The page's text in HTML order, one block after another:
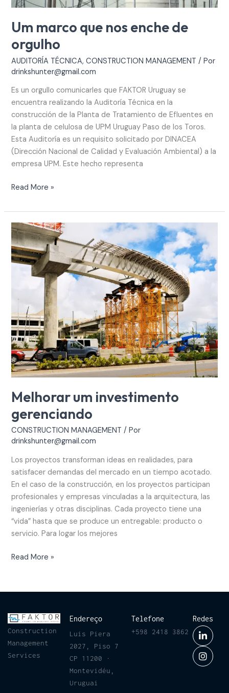
Um marco que nos enche de
orgulho
AUDITORÍA TÉCNICA,CONSTRUCTION MANAGEMENT / Por
drinkshunter@gmail.com
Es un orgullo comunicarles que FAKTOR Uruguay se
encuentra realizando la Auditoría Técnica en la
construcción de la Planta de Tratamiento de Efluentes en
la planta de celulosa de UPM Uruguay Paso de los Toros.
Esta Auditoría es un requisito solicitado por DINACEA
(Dirección Nacional de Calidad y Evaluación Ambiental) a la
empresa UPM. Este hecho representa
Read More »
Melhorar um investimento
gerenciando
CONSTRUCTION MANAGEMENT / Por
drinkshunter@gmail.com
Los proyectos transforman ideas en realidades, para
satisfacer demandas del mercado en un tiempo acotado.
En el caso de la construcción, en los proyectos participan
profesionales y empresas vinculadas a la arquitectura, las
ingenierías y otras disciplinas. Cada proyecto tiene una
“vida” hasta que se produce un entregable: producto o
servicio. Para logar los mejores
Melhorar
um
investimento
gerenciando
Read More »
Construction
Management
Services
Endereço
Luis Piera
2027, Piso 7
CP 11200 ·
Montevidéu,
Uruguai
Telefone
+598 2418 3862
Redes